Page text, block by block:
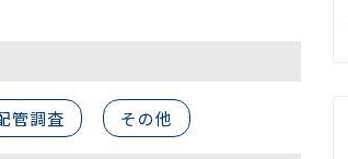
管調査 その他